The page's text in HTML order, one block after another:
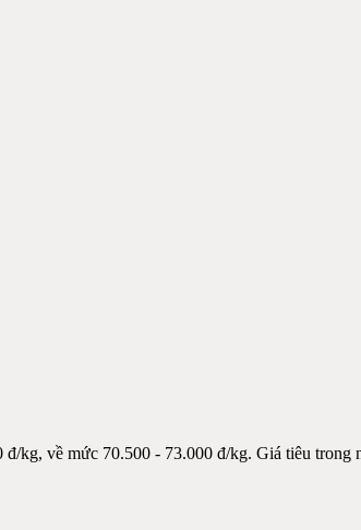
kg, về mức 70.500 - 73.000 đ/kg. Giá tiêu trong